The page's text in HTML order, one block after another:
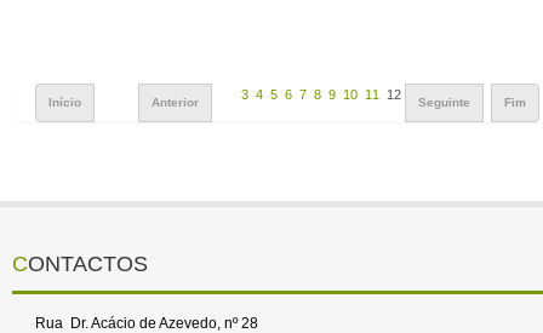
Início Anterior
3 4 5 6 7 8 9 10 11 12
Seguinte Fim
CONTACTOS
Rua Dr. Acácio de Azevedo, nº 28